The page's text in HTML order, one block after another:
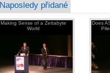
Naposledy přidané
Making Sense of a Zettabyte
World
Does